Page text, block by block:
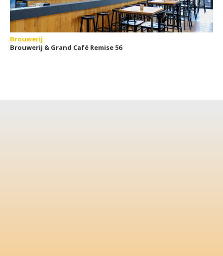
Brouwerij
Brouwerij & Grand Café Remise 56